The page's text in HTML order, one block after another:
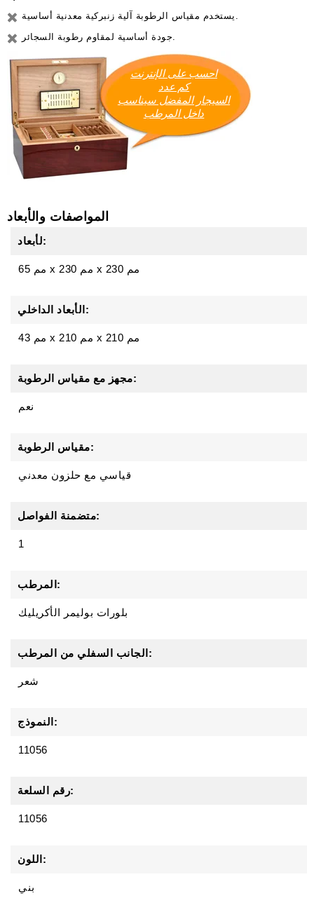
احسب على الإنترنت
كم عدد
السيجار المفضل سيناسب
داخل المرطب
المواصفات والأبعاد
لأبعاد:
65 مم x 230 مم x 230 مم
الأبعاد الداخلي:
43 مم x 210 مم x 210 مم
مجهز مع مقياس الرطوبة:
نعم
مقياس الرطوبة:
قياسي مع حلزون معدني
متضمنة الفواصل:
1
المرطب:
بلورات بوليمر الأكريليك
الجانب السفلي من المرطب:
شعر
النموذج:
11056
رقم السلعة:
11056
اللون:
بني